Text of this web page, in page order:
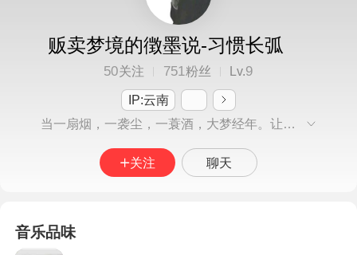
贩卖梦境的徴墨说-习惯长弧
50关注 751粉丝 Lv.9
IP:云南
当一扇烟，一袭尘，一蓑酒，大梦经年。让从前事，从此借，从头越，从来盈缺。
关注 聊天
音乐品味